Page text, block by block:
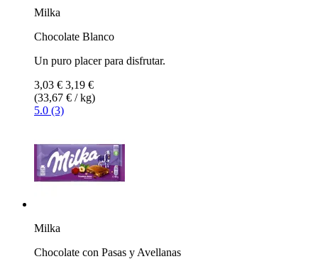
Milka
Chocolate Blanco
Un puro placer para disfrutar.
3,03 € 3,19 €
(33,67 € / kg)
5.0 (3)
Milka
Chocolate con Pasas y Avellanas